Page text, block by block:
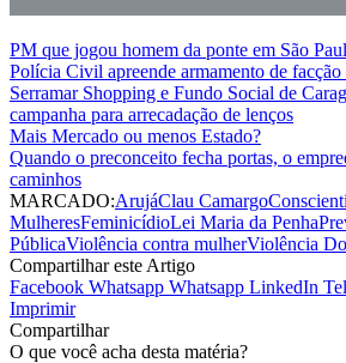
PM que jogou homem da ponte em São
Polícia Civil apreende armamento de facção
Serramar Shopping e Fundo Social de
campanha para arrecadação de lenços
Mais Mercado ou menos Estado?
Quando o preconceito fecha portas, o
caminhos
MARCADO:ArujáClau Camargo
MulheresFeminicídioLei Maria da Penha
PúblicaViolência contra mulherViolência
Compartilhar este Artigo
Facebook Whatsapp Whatsapp LinkedIn
Imprimir
Compartilhar
O que você acha desta matéria?